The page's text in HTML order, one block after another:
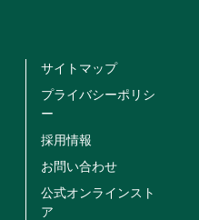
サイトマップ
プライバシーポリシ
ー
採用情報
お問い合わせ
公式オンラインスト
ア